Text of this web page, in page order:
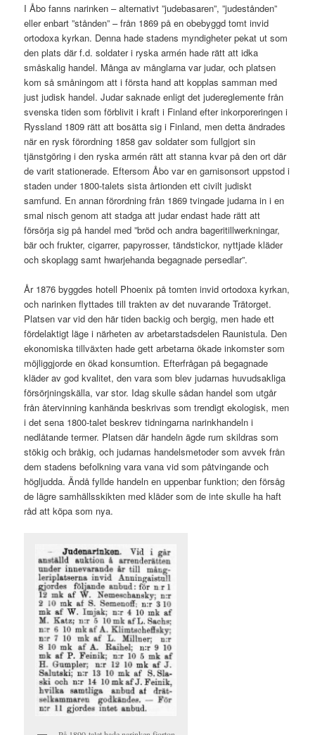
I Åbo fanns narinken – alternativt ”judebasaren”, ”judestånden”
eller enbart ”stånden” – från 1869 på en obebyggd tomt invid
ortodoxa kyrkan. Denna hade stadens myndigheter pekat ut som
den plats där f.d. soldater i ryska armén hade rätt att idka
småskalig handel. Många av månglarna var judar, och platsen
kom så småningom att i första hand att kopplas samman med
just judisk handel. Judar saknade enligt det judereglemente från
svenska tiden som förblivit i kraft i Finland efter inkorporeringen i
Ryssland 1809 rätt att bosätta sig i Finland, men detta ändrades
när en rysk förordning 1858 gav soldater som fullgjort sin
tjänstgöring i den ryska armén rätt att stanna kvar på den ort där
de varit stationerade. Eftersom Åbo var en garnisonsort uppstod i
staden under 1800-talets sista årtionden ett civilt judiskt
samfund. En annan förordning från 1869 tvingade judarna in i en
smal nisch genom att stadga att judar endast hade rätt att
försörja sig på handel med ”bröd och andra bageritillwerkningar,
bär och frukter, cigarrer, papyrosser, tändstickor, nyttjade kläder
och skoplagg samt hwarjehanda begagnade persedlar”.
År 1876 byggdes hotell Phoenix på tomten invid ortodoxa kyrkan,
och narinken flyttades till trakten av det nuvarande Trätorget.
Platsen var vid den här tiden backig och bergig, men hade ett
fördelaktigt läge i närheten av arbetarstadsdelen Raunistula. Den
ekonomiska tillväxten hade gett arbetarna ökade inkomster som
möjliggjorde en ökad konsumtion. Efterfrågan på begagnade
kläder av god kvalitet, den vara som blev judarnas huvudsakliga
försörjningskälla, var stor. Idag skulle sådan handel som utgår
från återvinning kanhända beskrivas som trendigt ekologisk, men
i det sena 1800-talet beskrev tidningarna narinkhandeln i
nedlåtande termer. Platsen där handeln ägde rum skildras som
stökig och bråkig, och judarnas handelsmetoder som avvek från
dem stadens befolkning vara vana vid som påtvingande och
högljudda. Ändå fyllde handeln en uppenbar funktion; den försåg
de lägre samhällsskikten med kläder som de inte skulle ha haft
råd att köpa som nya.